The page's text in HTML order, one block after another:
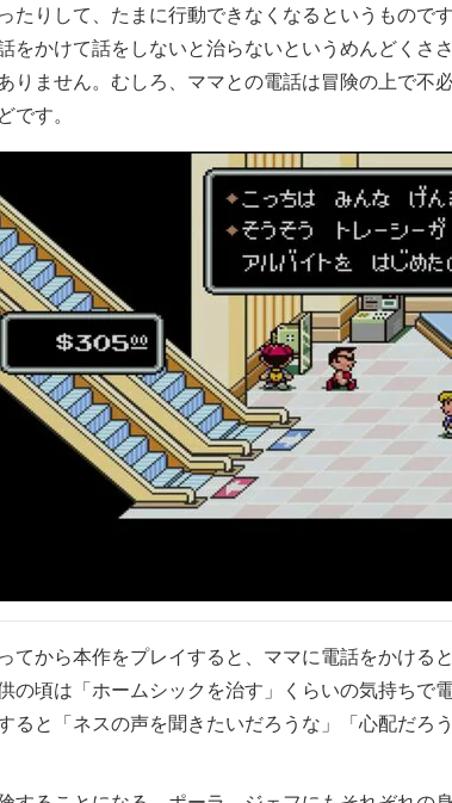
たりして、たまに行動できなくなるというもので
をかけて話をしないと治らないというめんどくさ
りません。むしろ、ママとの電話は冒険の上で不
です。
てから本作をプレイすると、ママに電話をかける
の頃は「ホームシックを治す」くらいの気持ちで
ると「ネスの声を聞きたいだろうな」「心配だろ